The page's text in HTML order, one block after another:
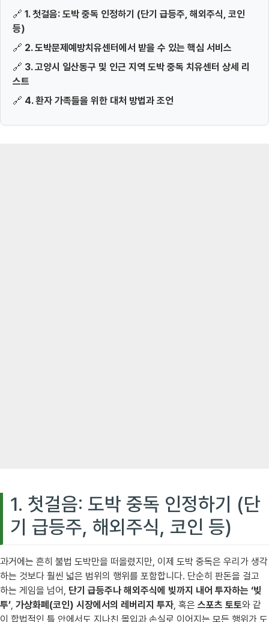
🔗 1. 첫걸음: 도박 중독 인정하기 (단기 급등주, 해외주식, 코인
등)
🔗 2. 도박문제예방치유센터에서 받을 수 있는 핵심 서비스
🔗 3. 고양시 일산동구 및 인근 지역 도박 중독 치유센터 상세 리
스트
🔗 4. 환자 가족들을 위한 대처 방법과 조언
1. 첫걸음: 도박 중독 인정하기 (단
기 급등주, 해외주식, 코인 등)
과거에는 흔히 불법 도박만을 떠올렸지만, 이제 도박 중독은 우리가 생각
하는 것보다 훨씬 넓은 범위의 행위를 포함합니다. 단순히 판돈을 걸고
하는 게임을 넘어, 단기 급등주나 해외주식에 빚까지 내어 투자하는 ‘빚
투’ 가상화폐(코인) 시장에서의 레버리지 투자 , 혹은 스포츠 토토와 같
이 합법적인 틀 안에서도 지나친 몰입과 손실로 이어지는 모든 행위가 도